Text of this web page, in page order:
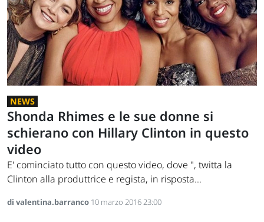
NEWS
Shonda Rhimes e le sue donne si
schierano con Hillary Clinton in questo
video
E' cominciato tutto con questo video, dove ", twitta la
Clinton alla produttrice e regista, in risposta...
di valentina.barranco 10 marzo 2016 23:00